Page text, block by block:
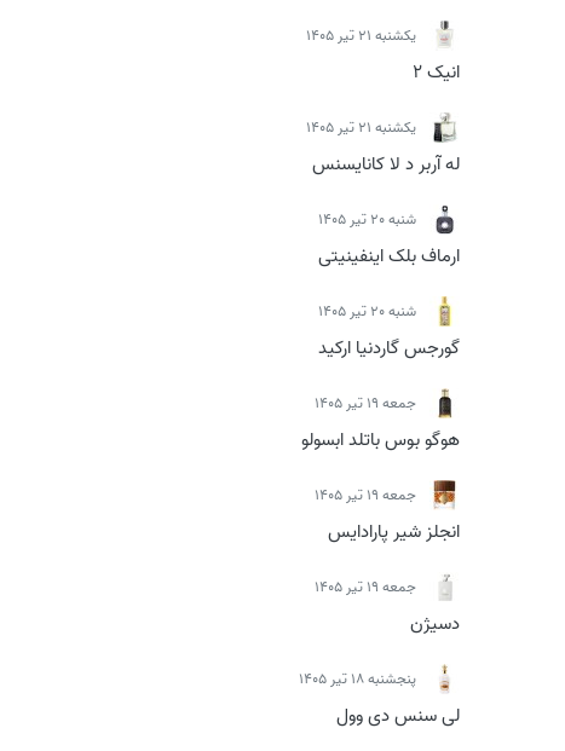
يكشنبه 21 تیر 1405
انیک 2
يكشنبه 21 تیر 1405
له آربر د لا کانایسنس
شنبه 20 تیر 1405
ارماف بلک اینفینیتی
شنبه 20 تیر 1405
گورجس گاردنیا ارکید
جمعه 19 تیر 1405
هوگو بوس باتلد ابسولو
جمعه 19 تیر 1405
انجلز شیر پارادایس
جمعه 19 تیر 1405
دسیژن
پنجشنبه 18 تیر 1405
لی سنس دی وول